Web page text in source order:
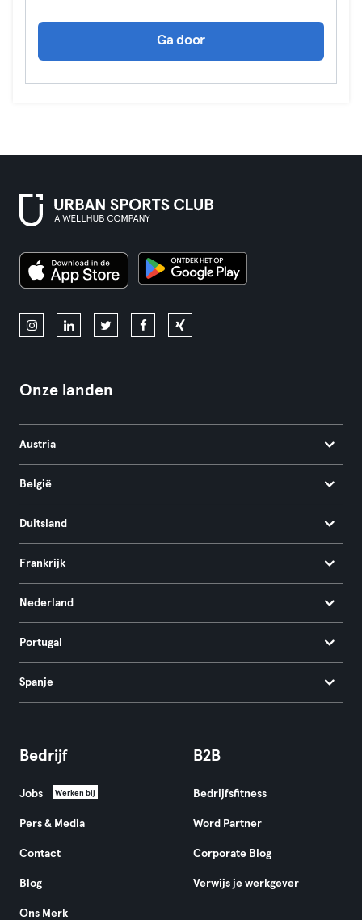
Ga door
Onze landen
Austria
België
Duitsland
Frankrijk
Nederland
Portugal
Spanje
Bedrijf
Jobs Werken bij
Pers & Media
Contact
Blog
Ons Merk
B2B
Bedrijfsfitness
Word Partner
Corporate Blog
Verwijs je werkgever